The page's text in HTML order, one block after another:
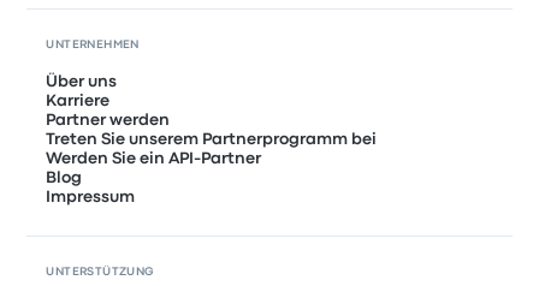
UNTERNEHMEN
Über uns
Karriere
Partner werden
Treten Sie unserem Partnerprogramm bei
Werden Sie ein API-Partner
Blog
Impressum
UNTERSTÜTZUNG